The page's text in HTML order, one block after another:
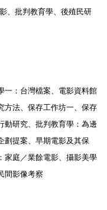
、批判教育學、後殖民研
一：台灣檔案、電影資料館
方法、保存工作坊一、保存
動研究、批判教育學：為邊
劃提案、早期電影及其保
家庭／業餘電影、攝影美學
間影像考察